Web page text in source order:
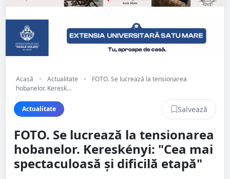
Acasă • Actualitate •
FOTO. Se lucrează la tensionarea
hobanelor. Keresk...
Actualitate Salvează
FOTO. Se lucrează la tensionarea
hobanelor. Kereskényi: "Cea mai
spectaculoasă și dificilă etapă"